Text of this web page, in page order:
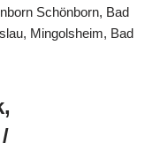
Schönborn, Bad
Mingolsheim, Bad